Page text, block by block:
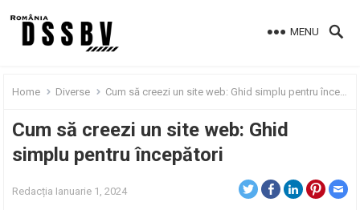
MENU
Home Diverse Cum să creezi un site web: Ghid simplu pentru începători
Cum să creezi un site web: Ghid
simplu pentru începători
Redacția Ianuarie 1, 2024